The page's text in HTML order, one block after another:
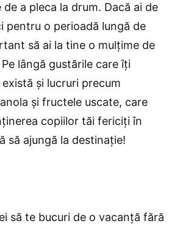
a pleca la drum. Dacă ai de
pentru o perioadă lungă de
să ai la tine o mulțime de
lângă gustările care îți
și lucruri precum
și fructele uscate, care
copiilor tăi fericiți în
să ajungă la destinație!
să te bucuri de o vacanță fără